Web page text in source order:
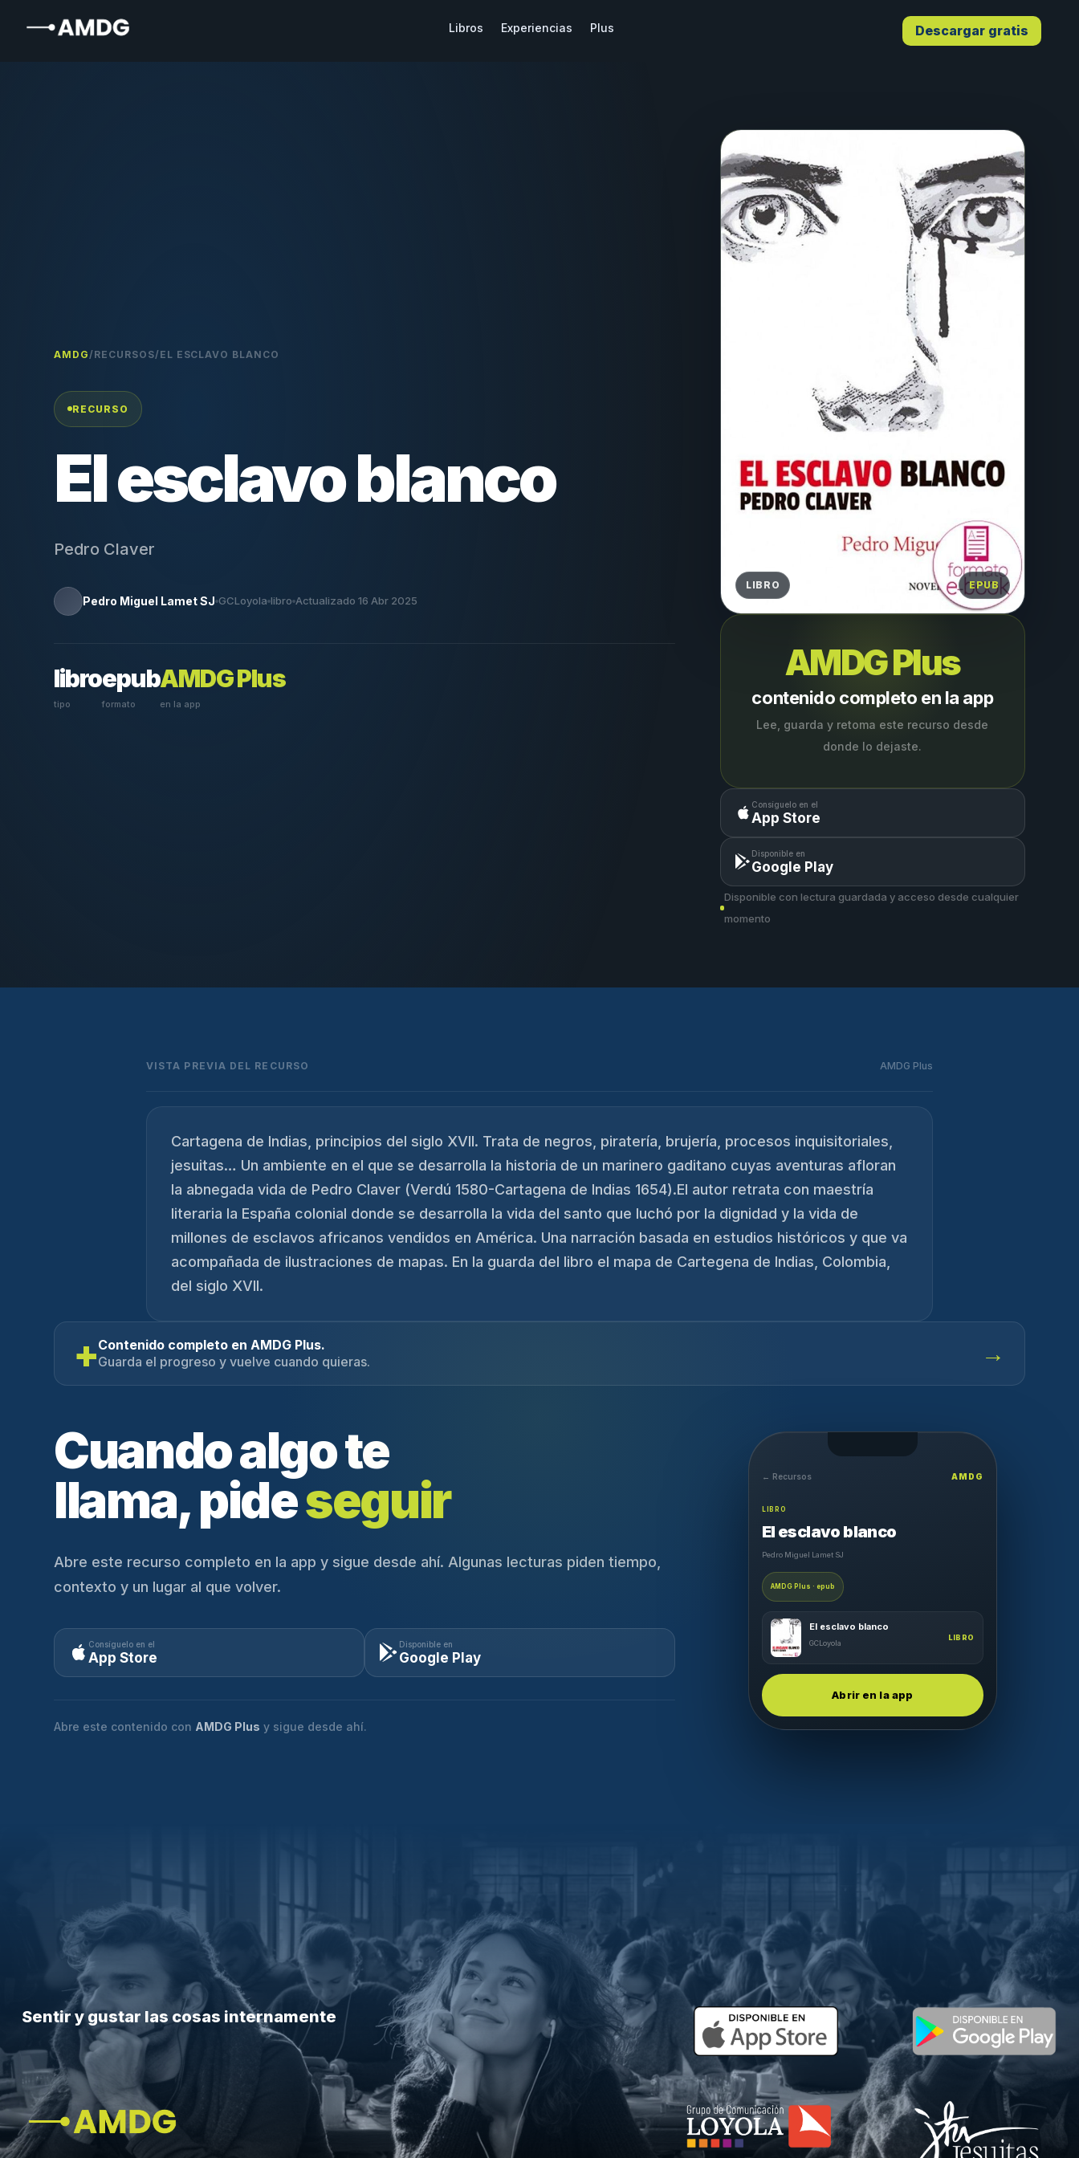
Libros Experiencias Plus Descargar gratis
AMDG /RECURSOS/EL ESCLAVO BLANCO
RECURSO
El esclavo blanco
Pedro Claver
Pedro Miguel Lamet SJ GCLoyola libro Actualizado 16 Abr 2025
libro
tipo
epub
formato
AMDG Plus
en la app
LIBRO EPUB
AMDG Plus
contenido completo en la app
Lee, guarda y retoma este recurso desde
donde lo dejaste.
Consíguelo en el
App Store
Disponible en
Google Play
Disponible con lectura guardada y acceso desde cualquier
momento
VISTA PREVIA DEL RECURSO AMDG Plus
Cartagena de Indias, principios del siglo XVII. Trata de negros, piratería, brujería, procesos inquisitoriales,
jesuitas… Un ambiente en el que se desarrolla la historia de un marinero gaditano cuyas aventuras afloran
la abnegada vida de Pedro Claver (Verdú 1580-Cartagena de Indias 1654).El autor retrata con maestría
literaria la España colonial donde se desarrolla la vida del santo que luchó por la dignidad y la vida de
millones de esclavos africanos vendidos en América. Una narración basada en estudios históricos y que va
acompañada de ilustraciones de mapas. En la guarda del libro el mapa de Cartegena de Indias, Colombia,
del siglo XVII.
+Contenido completo en AMDG Plus.
Guarda el progreso y vuelve cuando quieras.
→
Cuando algo te
llama, pideseguir
Abre este recurso completo en la app y sigue desde ahí. Algunas lecturas piden tiempo,
contexto y un lugar al que volver.
Consíguelo en el
App Store
Disponible en
Google Play
Abre este contenido con AMDG Plus y sigue desde ahí.
← Recursos AMDG
LIBRO
El esclavo blanco
Pedro Miguel Lamet SJ
AMDG Plus · epub
El esclavo blanco
GCLoyola
LIBRO
Abrir en la app
Sentir y gustar las cosas internamente